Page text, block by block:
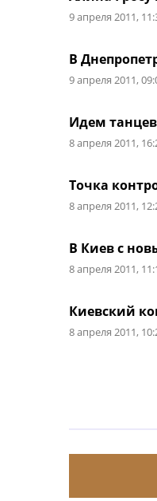
9 апреля 2011,
В
9 апреля 2011,
Идем
8 апреля 2011,
Точка
8 апреля 2011,
В Киев с
8 апреля 2011,
Киевский
8 апреля 2011,